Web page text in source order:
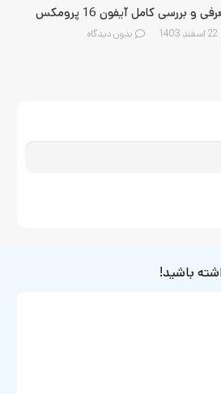
و بررسی کامل آیفون 16 پرومکس
22 اسفند 1403 بدون دیدگاه
باشید!